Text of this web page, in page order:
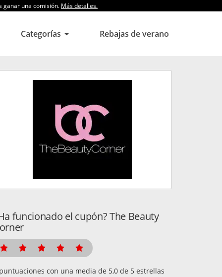
ganar una comisión. Más detalles.
Categorías Rebajas de verano
funcionado el cupón? The Beauty
puntuaciones con una media de de 5 estrellas